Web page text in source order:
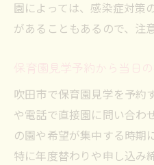
園によっては、感染症対策
があることもあるので、注
保育園見学予約から当日
吹田市で保育園見学を予約
や電話で直接園に問い合わ
の園や希望が集中する時期
特に年度替わりや申し込み